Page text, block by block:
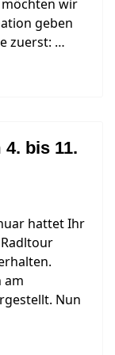
wir
geben
zuerst: …
bis 11.
hattet Ihr
am
Nun